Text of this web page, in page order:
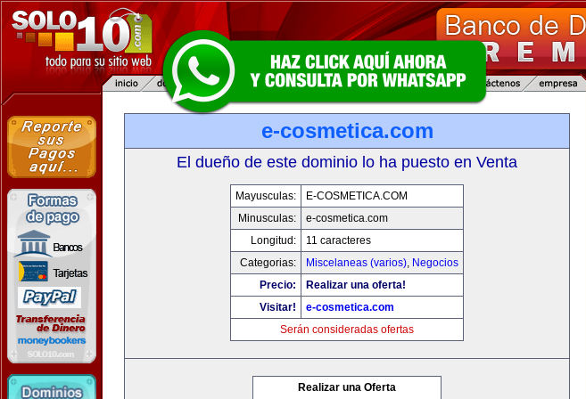
e-cosmetica.com
El dueño de este dominio lo ha puesto en Venta
Mayusculas:
E-COSMETICA.COM
Minusculas:
e-cosmetica.com
Longitud:
11 caracteres
Categorias:
Miscelaneas (varios), Negocios
Precio:
Realizar una oferta!
Visitar!
e-cosmetica.com
Serán consideradas ofertas
Realizar una Oferta